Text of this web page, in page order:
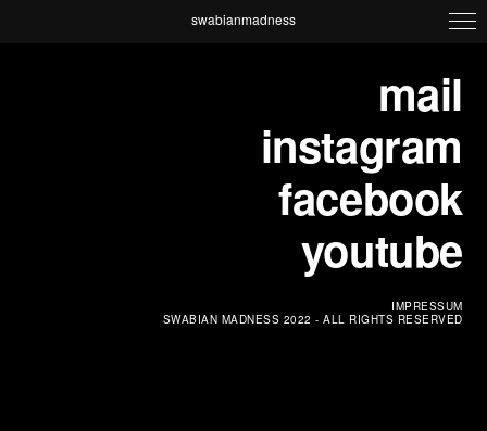
swabianmadness
mail
instagram
facebook
youtube
IMPRESSUM
SWABIAN MADNESS 2022 - ALL RIGHTS RESERVED